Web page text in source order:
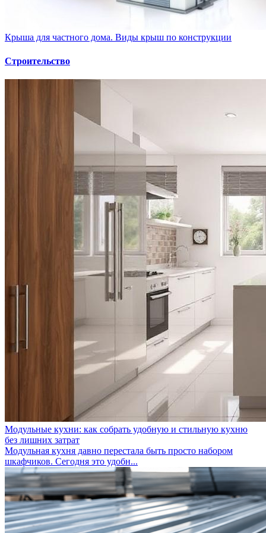
Крыша для частного дома. Виды крыш по конструкции
Строительство
Модульные кухни: как собрать удобную и стильную кухню
без лишних затрат
Модульная кухня давно перестала быть просто набором
шкафчиков. Сегодня это удобн...